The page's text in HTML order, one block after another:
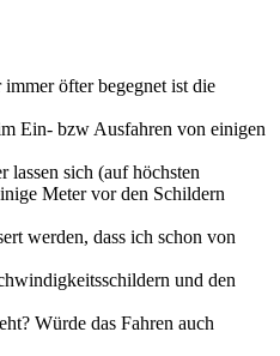
öfter begegnet ist die
Ein- bzw Ausfahren von einigen
lassen sich (auf höchsten
Meter vor den Schildern
werden, dass ich schon von
und den
Würde das Fahren auch